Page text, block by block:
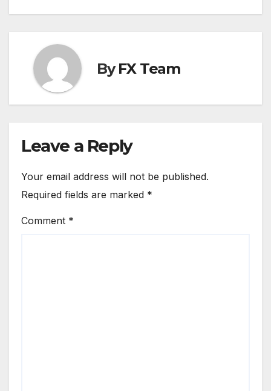
ByFX Team
Leave a Reply
Your email address will not be published.
Required fields are marked *
Comment *